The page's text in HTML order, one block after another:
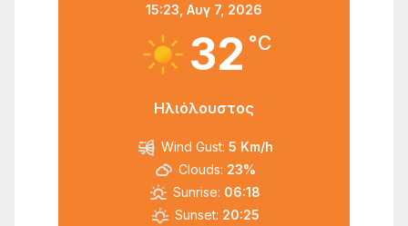
15:23, Αυγ 7, 2026
32 °C
Ηλιόλουστος
Wind Gust: 5 Km/h
Clouds: 23%
Sunrise: 06:18
Sunset: 20:25